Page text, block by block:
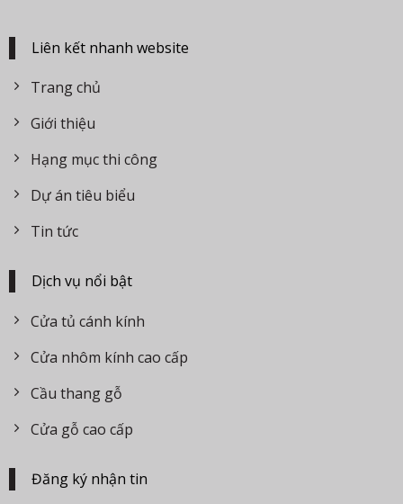
Liên kết nhanh website
Trang chủ
Giới thiệu
Hạng mục thi công
Dự án tiêu biểu
Tin tức
Dịch vụ nổi bật
Cửa tủ cánh kính
Cửa nhôm kính cao cấp
Cầu thang gỗ
Cửa gỗ cao cấp
Đăng ký nhận tin